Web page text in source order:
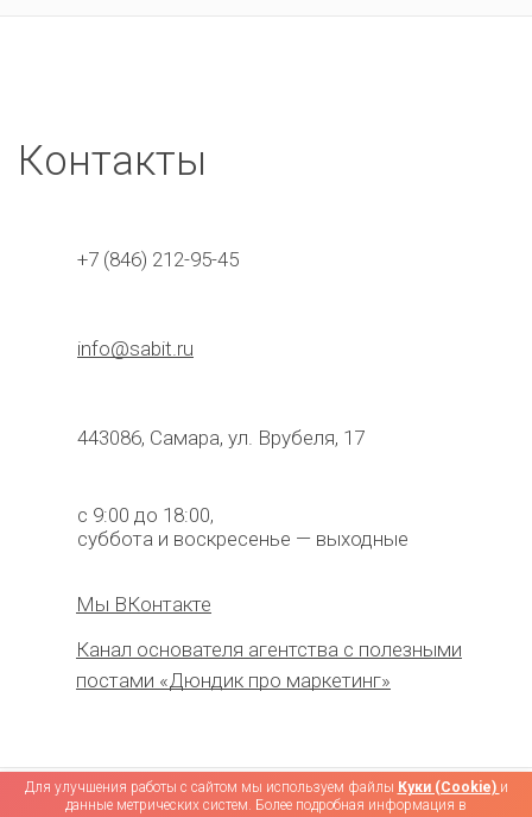
Контакты
+7 (846) 212-95-45
info@sabit.ru
443086, Самара, ул. Врубеля, 17
с 9:00 до 18:00,
суббота и воскресенье — выходные
Мы ВКонтакте
Канал основателя агентства с полезными
постами «Дюндик про маркетинг»
Для улучшения работы с сайтом мы используем файлы Куки (Cookie) и
данные метрических систем. Более подробная информация в